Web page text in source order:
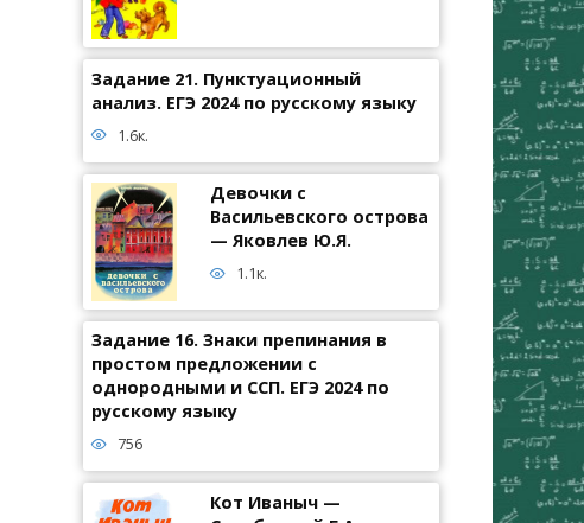
Задание 21. Пунктуационный
анализ. ЕГЭ 2024 по русскому языку
1.6к.
Девочки с
Васильевского острова
— Яковлев Ю.Я.
1.1к.
Задание 16. Знаки препинания в
простом предложении с
однородными и ССП. ЕГЭ 2024 по
русскому языку
756
Кот Иваныч —